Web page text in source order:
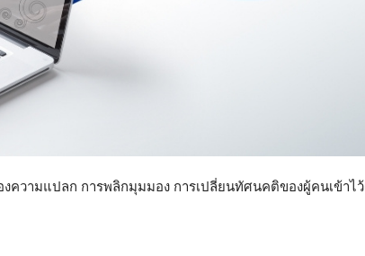
งความแปลก การพลิกมุมมอง การเปลี่ยนทัศนคติของผู้คนเข้า